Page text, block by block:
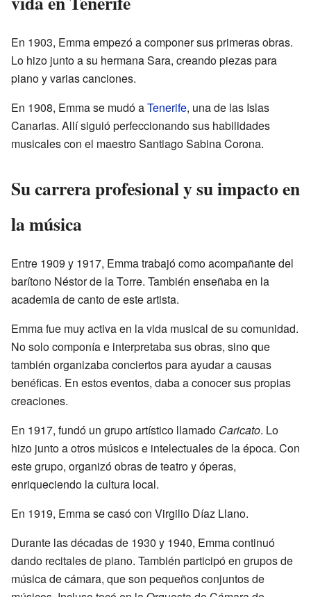
En 1903, Emma empezó a componer sus primeras obras.
Lo hizo junto a su hermana Sara, creando piezas para
piano y varias canciones.
En 1908, Emma se mudó aTenerife, una de las Islas
Canarias. Allí siguió perfeccionando sus habilidades
musicales con el maestro Santiago Sabina Corona.
Su carrera profesional y su impacto en
la música
Entre 1909 y 1917, Emma trabajó como acompañante del
barítono Néstor de la Torre. También enseñaba en la
academia de canto de este artista.
Emma fue muy activa en la vida musical de su comunidad.
No solo componía e interpretaba sus obras, sino que
también organizaba conciertos para ayudar a causas
benéficas. En estos eventos, daba a conocer sus propias
creaciones.
En 1917, fundó un grupo artístico llamado Caricato. Lo
hizo junto a otros músicos e intelectuales de la época. Con
este grupo, organizó obras de teatro y óperas,
enriqueciendo la cultura local.
En 1919, Emma se casó con Virgilio Díaz Llano.
Durante las décadas de 1930 y 1940, Emma continuó
dando recitales de piano. También participó en grupos de
música de cámara, que son pequeños conjuntos de